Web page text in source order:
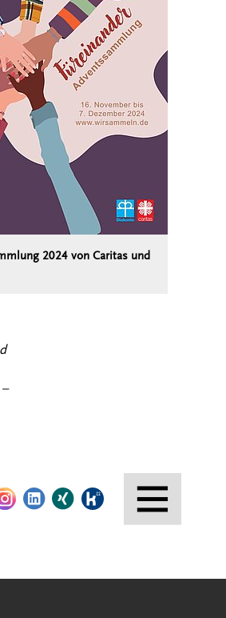
2024 von Caritas und